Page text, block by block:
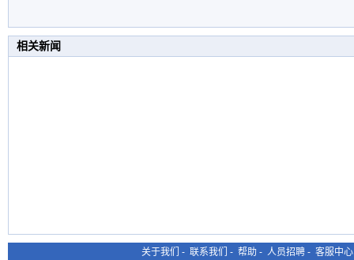
相关新闻
关于我们 - 联系我们 - 帮助 - 人员招聘 - 客服中心